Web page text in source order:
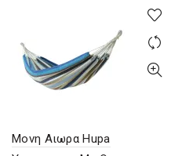
Μονη Αιωρα Hupa